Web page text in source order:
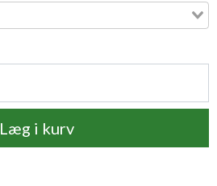
Læg i kurv